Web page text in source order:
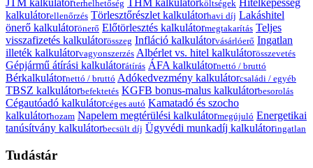
terhelhetőség költségek
kalkulátorellenőrzés Törlesztőrészlet kalkulátorhavi díj Lakáshitel
önerő kalkulátorönerő Előtörlesztés kalkulátormegtakarítás Teljes
visszafizetés kalkulátorösszeg Infláció kalkulátorvásárlóerő Ingatlan
illeték kalkulátorvagyonszerzés Albérlet vs. hitel kalkulátorösszevetés
Gépjármű átírási kalkulátorátírás ÁFA kalkulátornettó / bruttó
Bérkalkulátornettó / bruttó Adókedvezmény kalkulátorcsaládi / egyéb
TBSZ kalkulátorbefektetés KGFB bonus-malus kalkulátorbesorolás
Cégautóadó kalkulátorcéges autó Kamatadó és szocho
kalkulátorhozam Napelem megtérülési kalkulátormegújuló Energetikai
tanúsítvány kalkulátorbecsült díj Ügyvédi munkadíj kalkulátoringatlan
Tudástár